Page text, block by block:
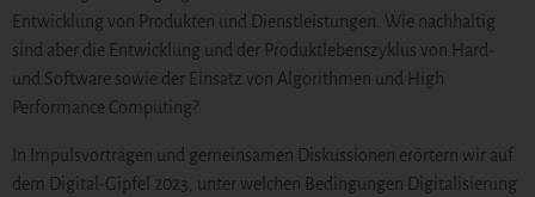
Entwicklung von Produkten und Dienstleistungen. Wie nachhaltig
sind aber die Entwicklung und der Produktlebenszyklus von Hard-
und Software sowie der Einsatz von Algorithmen und High
Performance Computing?
In Impulsvorträgen und gemeinsamen Diskussionen erörtern wir auf
dem Digital-Gipfel 2023, unter welchen Bedingungen Digitalisierung